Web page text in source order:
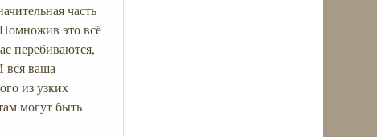
часть
Помножив это всё
перебиваются,
вся ваша
из узких
могут быть